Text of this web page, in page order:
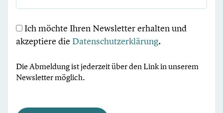
Ich möchte Ihren Newsletter erhalten und
akzeptiere die Datenschutzerklärung.
Die Abmeldung ist jederzeit über den Link in unserem
Newsletter möglich.